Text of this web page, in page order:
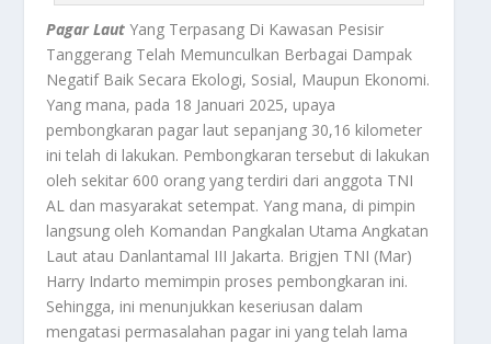
Pagar Laut Yang Terpasang Di Kawasan Pesisir
Tanggerang Telah Memunculkan Berbagai Dampak
Negatif Baik Secara Ekologi, Sosial, Maupun Ekonomi.
Yang mana, pada 18 Januari 2025, upaya
pembongkaran pagar laut sepanjang 30,16 kilometer
ini telah di lakukan. Pembongkaran tersebut di lakukan
oleh sekitar 600 orang yang terdiri dari anggota TNI
AL dan masyarakat setempat. Yang mana, di pimpin
langsung oleh Komandan Pangkalan Utama Angkatan
Laut atau Danlantamal III Jakarta. Brigjen TNI (Mar)
Harry Indarto memimpin proses pembongkaran ini.
Sehingga, ini menunjukkan keseriusan dalam
mengatasi permasalahan pagar ini yang telah lama